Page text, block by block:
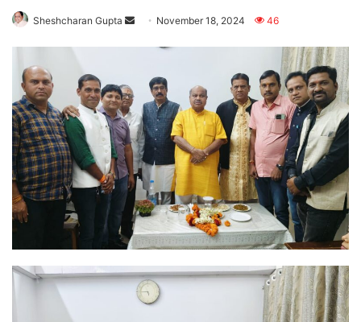
Sheshcharan Gupta
Send November 18, 2024 46